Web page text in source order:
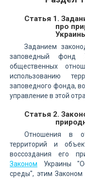
Статья 1.
про
Заданием
заповедный фонд
общественных
использованию
заповедного фонда,
управление в этой
Статья 2.
Отношения в
территорий и
воссоздания его
Законом Украины
среды", этим Законом